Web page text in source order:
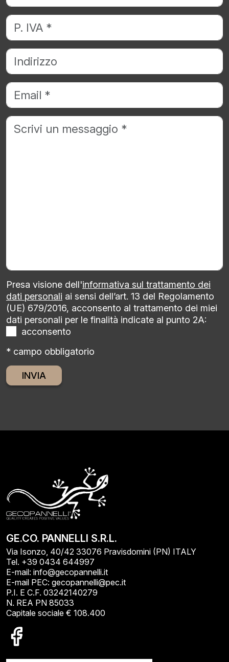
Presa visione dell'informativa sul trattamento dei
dati personali ai sensi dell’art. 13 del Regolamento
(UE) 679/2016, acconsento al trattamento dei miei
dati personali per le finalità indicate al punto 2A:
acconsento
* campo obbligatorio
GE.CO. PANNELLI S.R.L.
Via Isonzo, 40/42 33076 Pravisdomini (PN) ITALY
Tel. +39 0434 644997
E-mail: info@gecopannelli.it
E-mail PEC: gecopannelli@pec.it
P.I. E C.F. 03242140279
N. REA PN 85033
Capitale sociale € 108.400